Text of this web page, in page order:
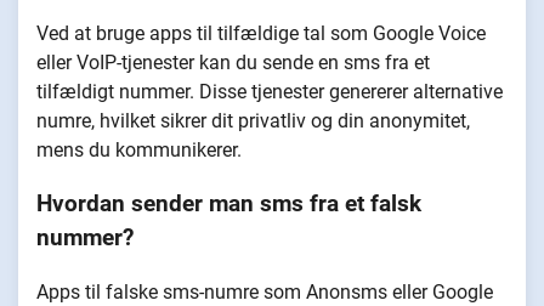
Ved at bruge apps til tilfældige tal som Google Voice
eller VoIP-tjenester kan du sende en sms fra et
tilfældigt nummer. Disse tjenester genererer alternative
numre, hvilket sikrer dit privatliv og din anonymitet,
mens du kommunikerer.
Hvordan sender man sms fra et falsk
nummer?
Apps til falske sms-numre som Anonsms eller Google